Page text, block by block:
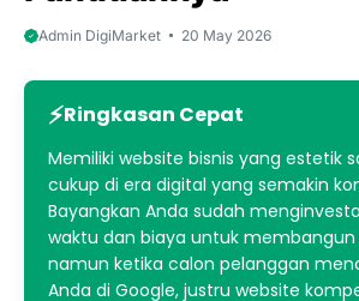
Admin DigiMarket 20 May 2026
Ringkasan Cepat
Memiliki website bisnis yang estetik
cukup di era digital yang semakin
Bayangkan Anda sudah
waktu dan biaya untuk membangun
namun ketika calon pelanggan
Anda di Google, justru website